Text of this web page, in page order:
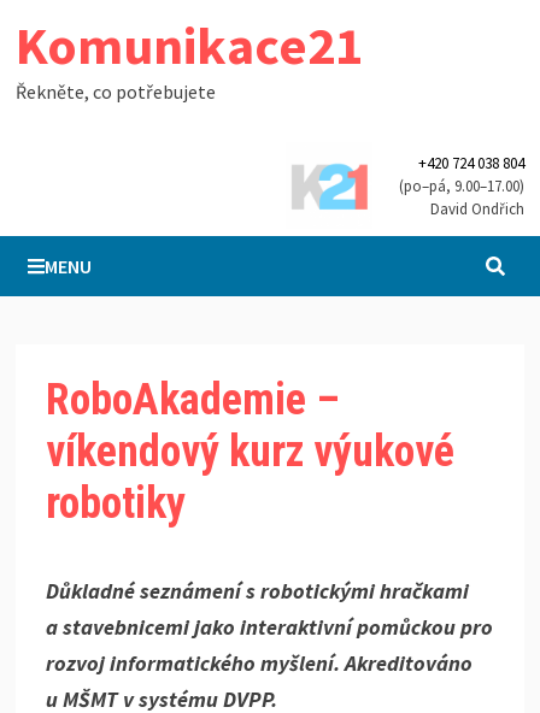
content
Komunikace21
Řekněte, co potřebujete
+420 724 038 804
(po–pá, 9.00–17.00)
David Ondřich
MENU
RoboAkademie –
víkendový kurz výukové
robotiky
Důkladné seznámení s robotickými hračkami
a stavebnicemi jako interaktivní pomůckou pro
rozvoj informatického myšlení. Akreditováno
u MŠMT v systému DVPP.